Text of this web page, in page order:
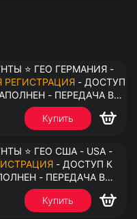
-
РЕГИСТРАЦИЯ - ДОСТУП
- ПЕРЕДАЧА В
Купить
⭐ SNAPCHAT ADS АККАУНТЫ ⭐ ГЕО США - USA -
- ДОСТУП К
- ПЕРЕДАЧА В
Купить